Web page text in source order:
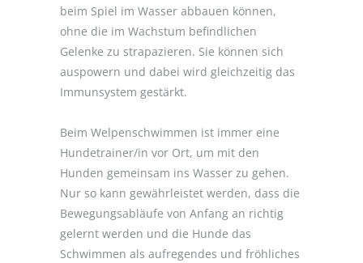
beim Spiel im Wasser abbauen können,
ohne die im Wachstum befindlichen
Gelenke zu strapazieren. Sie können sich
auspowern und dabei wird gleichzeitig das
Immunsystem gestärkt.
Beim Welpenschwimmen ist immer eine
Hundetrainer/in vor Ort, um mit den
Hunden gemeinsam ins Wasser zu gehen.
Nur so kann gewährleistet werden, dass die
Bewegungsabläufe von Anfang an richtig
gelernt werden und die Hunde das
Schwimmen als aufregendes und fröhliches